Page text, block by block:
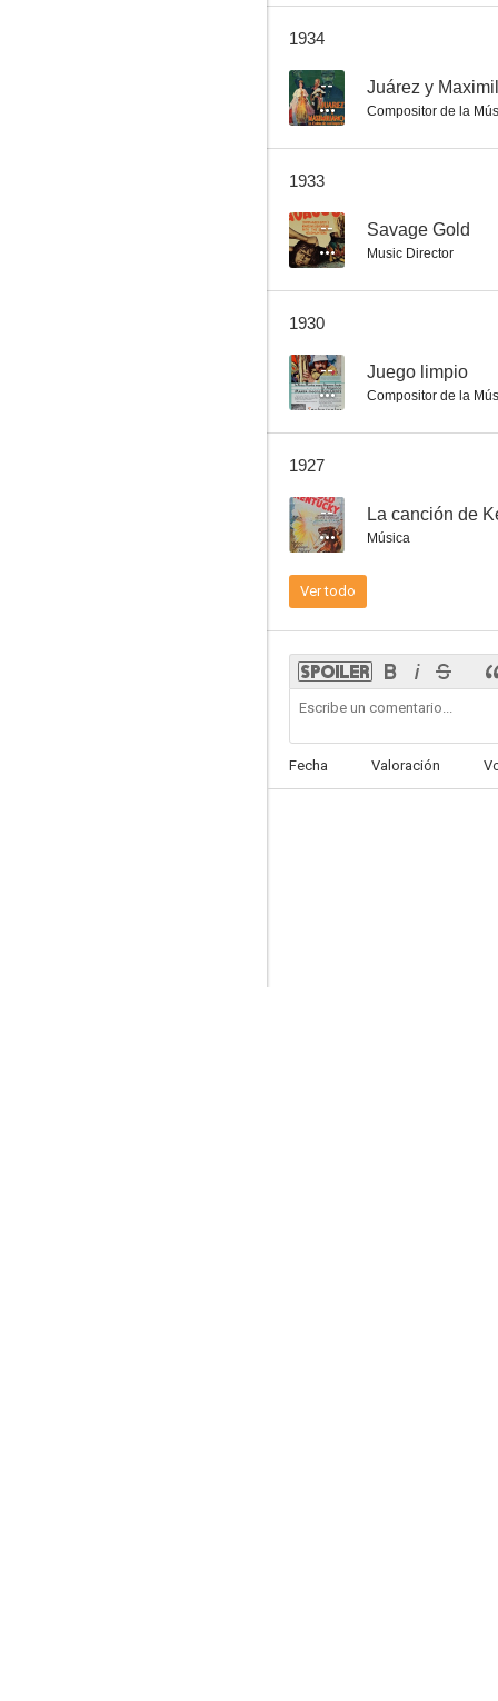
1934
-- Juárez y
Compositor de la
1933
-- Savage Gold
Music Director
1930
-- Juego limpio
Compositor de la
1927
-- La canción de
Música
Ver todo
Fecha Valoración